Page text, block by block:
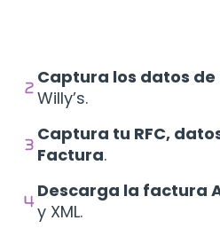
Captura los datos
Willy’s.
Captura tu RFC,
Factura.
Descarga la factura
y XML.